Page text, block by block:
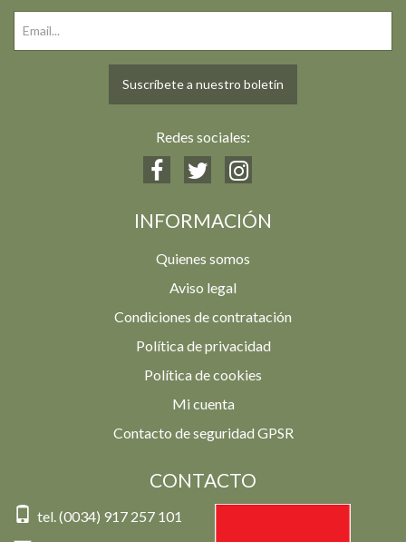
Suscríbete a nuestro boletín
Redes sociales:
INFORMACIÓN
Quienes somos
Aviso legal
Condiciones de contratación
Política de privacidad
Política de cookies
Mi cuenta
Contacto de seguridad GPSR
CONTACTO
tel. (0034) 917 257 101